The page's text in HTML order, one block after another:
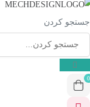
جستجو کردن
0